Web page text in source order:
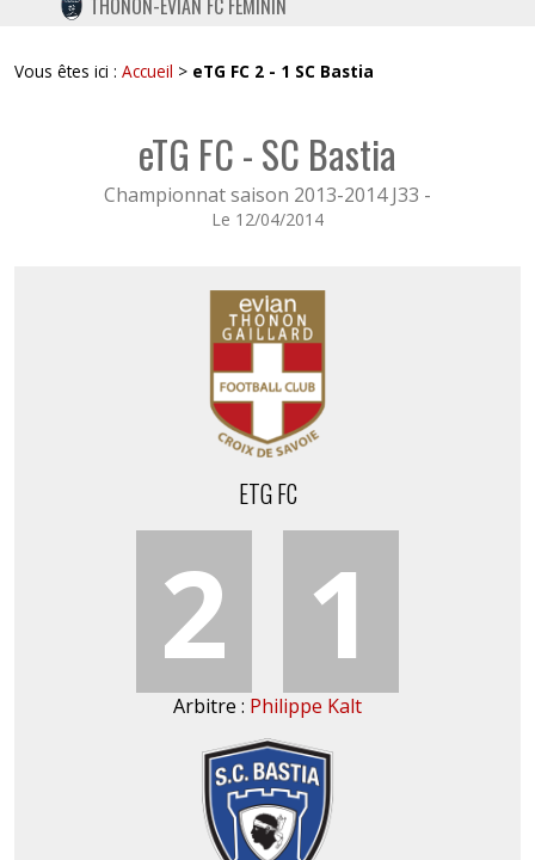
TWITTER
INSTAGRAM
THONON-EVIAN FC FÉMININ
Vous êtes ici : Accueil > eTG FC 2 - 1 SC Bastia
eTG FC - SC Bastia
Championnat saison 2013-2014 J33 -
Le 12/04/2014
ETG FC
2 1
Arbitre : Philippe Kalt